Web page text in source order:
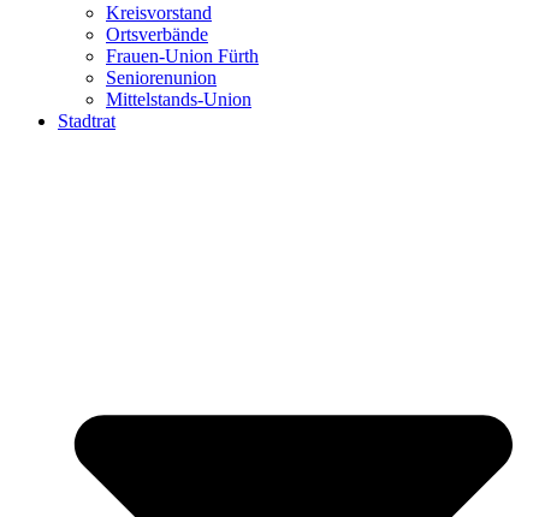
Kreisvorstand
Ortsverbände
Frauen-Union Fürth
Seniorenunion
Mittelstands-Union
Stadtrat